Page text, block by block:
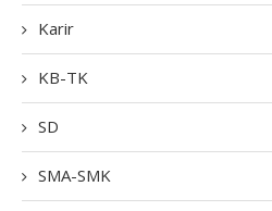
Karir
KB-TK
SD
SMA-SMK